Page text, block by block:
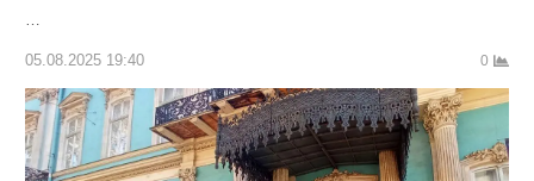
…
05.08.2025 19:40 0